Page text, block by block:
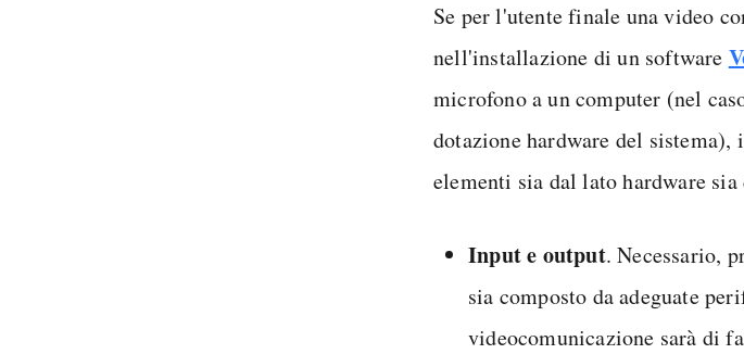
Se per l'utente finale una video
nell'installazione di un software
microfono a un computer (nel
dotazione hardware del
elementi sia dal lato hardware
Input e output. Necessario,
sia composto da adeguate
videocomunicazione sarà di